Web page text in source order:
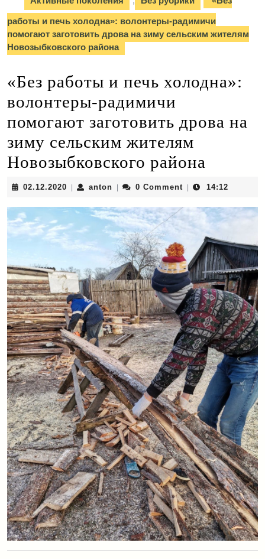
работы и печь холодна»: волонтеры-радимичи
помогают заготовить дрова на зиму сельским жителям
Новозыбковского района
«Без работы и печь холодна»:
волонтеры-радимичи
помогают заготовить дрова на
зиму сельским жителям
Новозыбковского района
02.12.2020 02.12.2020
anton anton0 Comment 14:12